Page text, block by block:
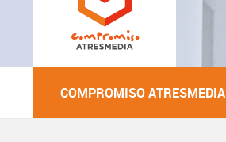
COMPROMISO ATRESMEDIA